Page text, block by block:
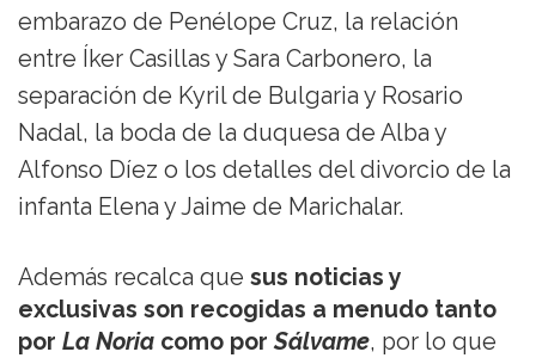
embarazo de Penélope Cruz, la relación
entre Íker Casillas y Sara Carbonero, la
separación de Kyril de Bulgaria y Rosario
Nadal, la boda de la duquesa de Alba y
Alfonso Díez o los detalles del divorcio de la
infanta Elena y Jaime de Marichalar.
Además recalca que sus noticias y
exclusivas son recogidas a menudo tanto
por La Noria como porSálvame, por lo que